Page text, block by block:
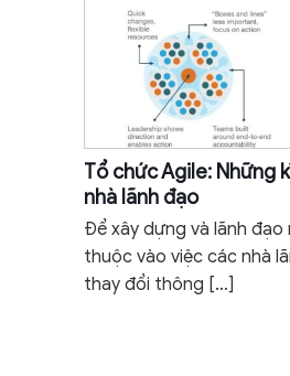
Tổ chức Agile: Những
nhà lãnh đạo
Để xây dựng và lãnh
thuộc vào việc các nhà
thay đổi thông […]